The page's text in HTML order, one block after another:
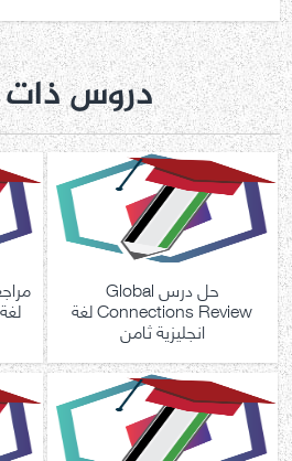
دروس
حل درس Global
Connections Review لغة
انجليزية ثامن